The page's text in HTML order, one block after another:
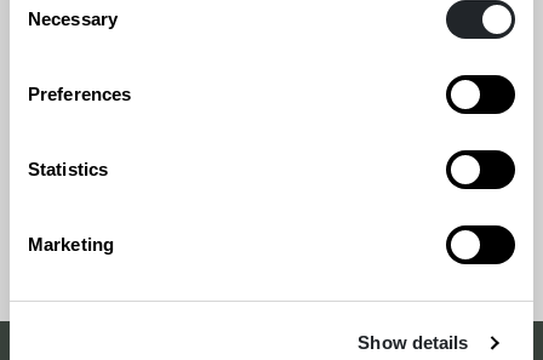
Selection
Necessary
Preferences
Statistics
Marketing
Show details
Siirry
sivun
alkuun